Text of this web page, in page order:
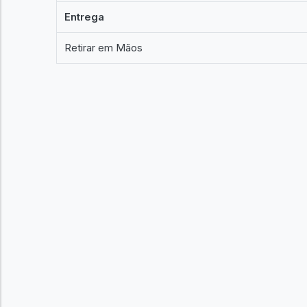
Entrega
Retirar em Mãos